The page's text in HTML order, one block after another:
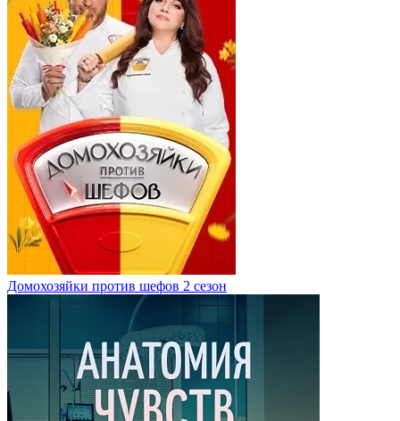
Домохозяйки против шефов 2 сезон